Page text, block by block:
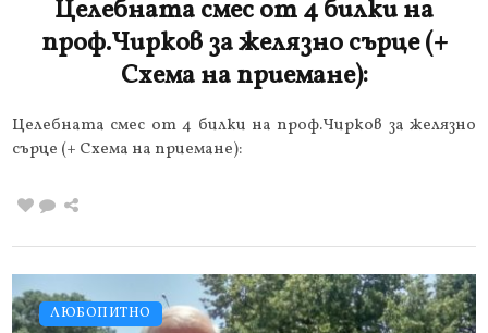
Целебната смес от 4 билки на
проф.Чирков за желязно сърце (+
Схема на приемане):
Целебната смес от 4 билки на проф.Чирков за желязно
сърце (+ Схема на приемане):
ЛЮБОПИТНО